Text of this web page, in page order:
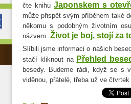
čte knihuJaponskem s
může přispět svým příběhem také
někomu s podobným životním
názvem: Život je boj, stojí za
Slíbili jsme informaci o našich
stačí kliknout na Přehled
besedy. Budeme rádi, když se s
viděnou, přátelé, třeba už ve